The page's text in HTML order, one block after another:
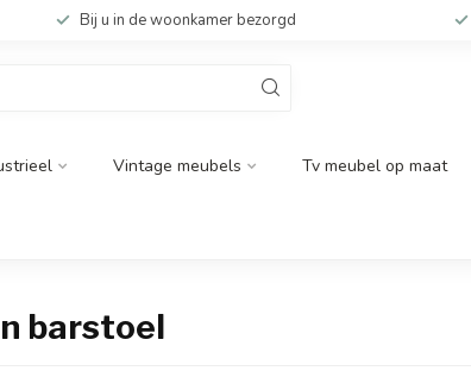
Bij u in de woonkamer bezorgd
Vintage meubels Tv meubel op maat
barstoel